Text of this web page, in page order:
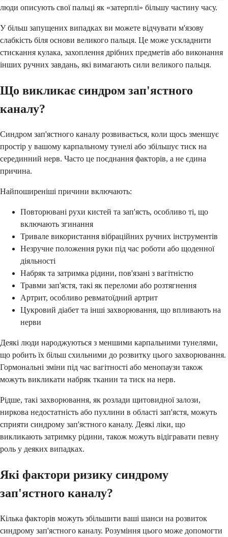
люди описують свої пальці як «затерплі» більшу частину часу.
У більш запущених випадках ви можете відчувати м'язову
слабкість біля основи великого пальця. Це може ускладнити
стискання кулака, захоплення дрібних предметів або виконання
інших ручних завдань, які вимагають сили великого пальця.
Що викликає синдром зап'ястного
каналу?
Синдром зап'ястного каналу розвивається, коли щось зменшує
простір у вашому карпальному тунелі або збільшує тиск на
серединний нерв. Часто це поєднання факторів, а не єдина
причина.
Найпоширеніші причини включають:
Повторювані рухи кистей та зап'ясть, особливо ті, що
включають згинання
Тривале використання вібраційних ручних інструментів
Незручне положення руки під час роботи або щоденної
діяльності
Набряк та затримка рідини, пов'язані з вагітністю
Травми зап'ястя, такі як переломи або розтягнення
Артрит, особливо ревматоїдний артрит
Цукровий діабет та інші захворювання, що впливають на
нерви
Деякі люди народжуються з меншими карпальними тунелями,
що робить їх більш схильними до розвитку цього захворювання.
Гормональні зміни під час вагітності або менопаузи також
можуть викликати набряк тканин та тиск на нерв.
Рідше, такі захворювання, як розлади щитовидної залози,
ниркова недостатність або пухлини в області зап'ястя, можуть
сприяти синдрому зап'ястного каналу. Деякі ліки, що
викликають затримку рідини, також можуть відігравати певну
роль у деяких випадках.
Які фактори ризику синдрому
зап'ястного каналу?
Кілька факторів можуть збільшити ваші шанси на розвиток
синдрому зап'ястного каналу. Розуміння цього може допомогти